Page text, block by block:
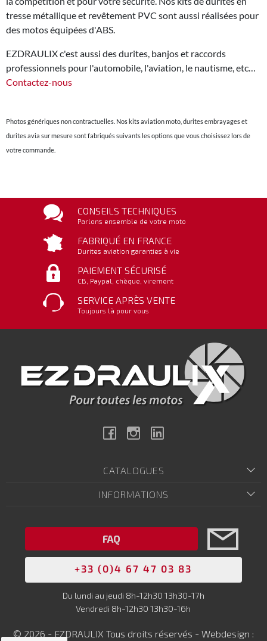
tresse métallique et revêtement PVC sont aussi réalisées pour
des motos équipées d'ABS.
EZDRAULIX c'est aussi des durites, banjos et raccords
professionnels pour l'automobile, l'aviation, le nautisme, etc…
Contactez-nous
Photos génériques non contractuelles. Nos kits aviation moto, durites embrayages et
durites avia sur mesure sont fabriqués suivants les options que vous choisissez lors de
votre commande.
CONSEILS TECHNIQUES
Parlons ensemble de votre moto
FABRIQUÉ EN FRANCE
Durites aviation garanties à vie
PAIEMENT SÉCURISÉ
CB, Paypal, chèque, virement
SERVICE APRÈS VENTE
Toujours là pour vous
FacebookInstagram
CATALOGUES
INFORMATIONS
FAQ
+33 (0)4 67 47 03 83
Du lundi au jeudi 8h-12h30 13h30-17h
Vendredi 8h-12h30 13h30-16h
© 2026 - EZDRAULIX Tous droits réservés - Webdesign :